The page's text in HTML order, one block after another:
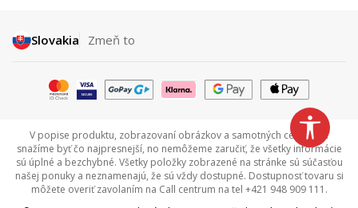
Slovakia Zmeň to
V popise produktu, zobrazovaní obrázkov a samotných cenách sa
snažíme byť čo najpresnejší, no nemôžeme zaručiť, že všetky informácie
sú úplné a bezchybné. Všetky položky zobrazené na stránke sú súčasťou
našej ponuky a neznamenajú, že sú vždy dostupné. Dostupnosť tovaru si
môžete overiť zavolaním na Call centrum na tel +421 948 909 111.